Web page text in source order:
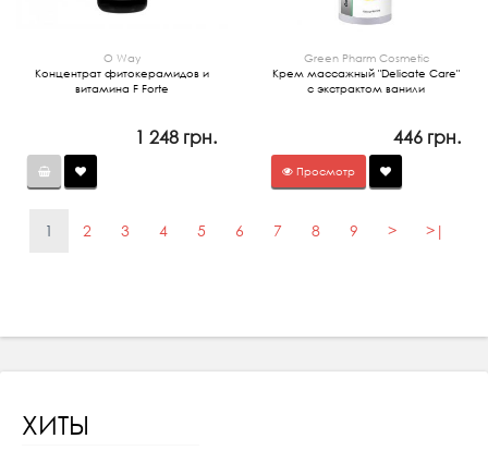
O Way
Концентрат фитокерамидов и
витамина F Forte
1 248 грн.
Green Pharm Cosmetic
Крем массажный "Delicate Care"
с экстрактом ванили
446 грн.
Просмотр
1 2 3 4 5 6 7 8 9 > >|
ХИТЫ